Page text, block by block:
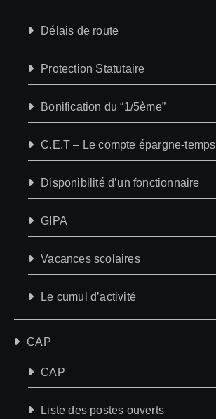
Délais de route
Protection Statutaire
Bonification du “1/5ème”
C.E.T – Le compte épargne-temps
Disponibilité d’un fonctionnaire
GIPA
Vacances scolaires
Le cumul d’activité
CAP
CAP
Liste des postes ouverts